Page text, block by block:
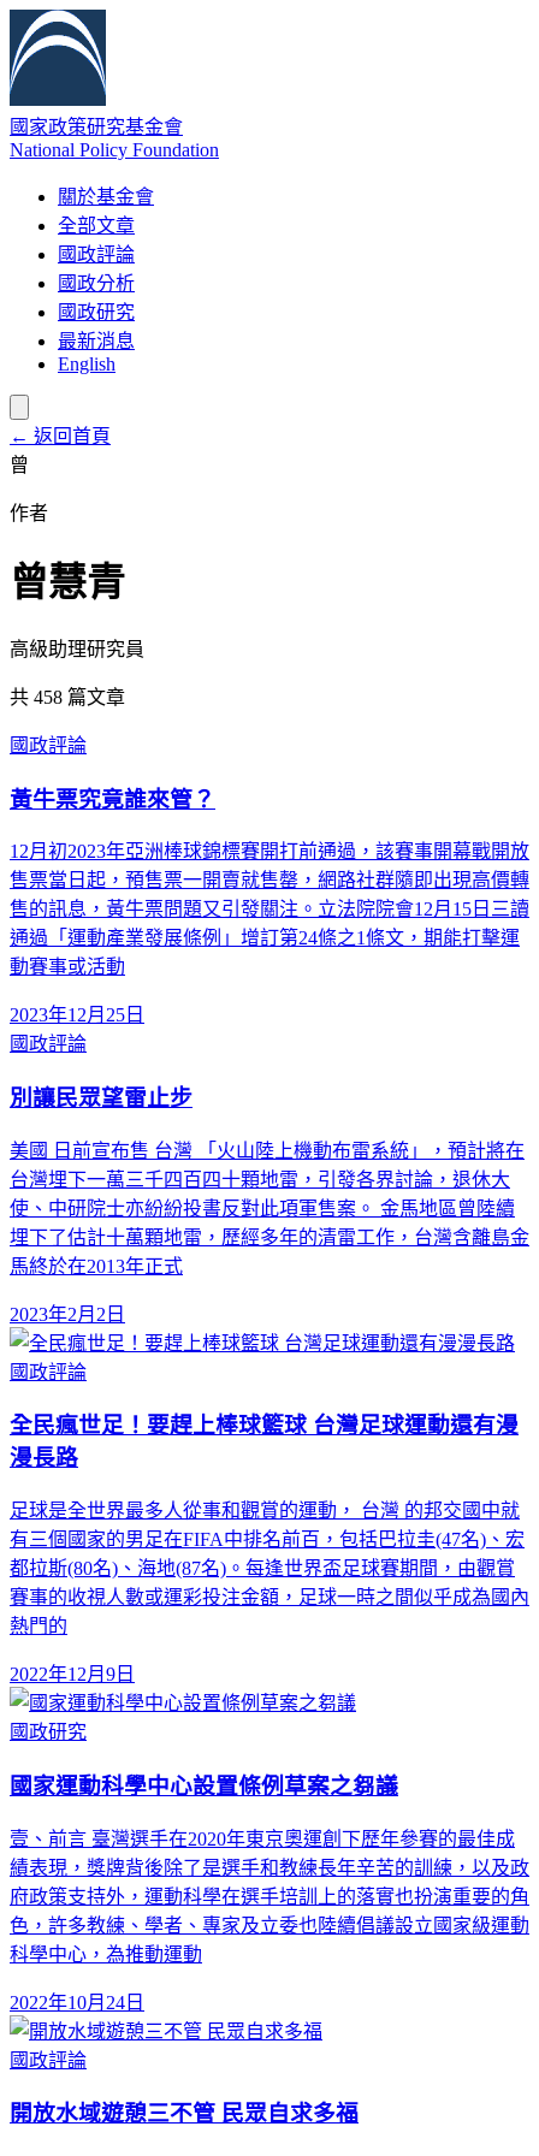
國家政策研究基金會
National Policy Foundation
關於基金會
全部文章
國政評論
國政分析
國政研究
最新消息
English
← 返回首頁
曾
作者
曾慧青
高級助理研究員
共 458 篇文章
國政評論
黃牛票究竟誰來管？
12月初2023年亞洲棒球錦標賽開打前通過，該賽事開幕戰開放
售票當日起，預售票一開賣就售罄，網路社群隨即出現高價轉
售的訊息，黃牛票問題又引發關注。立法院院會12月15日三讀
通過「運動產業發展條例」增訂第24條之1條文，期能打擊運
動賽事或活動
2023年12月25日
國政評論
別讓民眾望雷止步
美國 日前宣布售 台灣 「火山陸上機動布雷系統」，預計將在
台灣埋下一萬三千四百四十顆地雷，引發各界討論，退休大
使、中研院士亦紛紛投書反對此項軍售案。 金馬地區曾陸續
埋下了估計十萬顆地雷，歷經多年的清雷工作，台灣含離島金
馬終於在2013年正式
2023年2月2日
國政評論
全民瘋世足！要趕上棒球籃球 台灣足球運動還有漫
漫長路
足球是全世界最多人從事和觀賞的運動， 台灣 的邦交國中就
有三個國家的男足在FIFA中排名前百，包括巴拉圭(47名)、宏
都拉斯(80名)、海地(87名)。每逢世界盃足球賽期間，由觀賞
賽事的收視人數或運彩投注金額，足球一時之間似乎成為國內
熱門的
2022年12月9日
國政研究
國家運動科學中心設置條例草案之芻議
壹、前言 臺灣選手在2020年東京奧運創下歷年參賽的最佳成
績表現，獎牌背後除了是選手和教練長年辛苦的訓練，以及政
府政策支持外，運動科學在選手培訓上的落實也扮演重要的角
色，許多教練、學者、專家及立委也陸續倡議設立國家級運動
科學中心，為推動運動
2022年10月24日
國政評論
開放水域遊憩三不管 民眾自求多福